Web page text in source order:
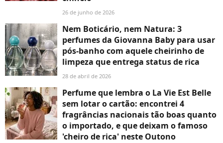
26 de junho de 2026
Nem Boticário, nem Natura: 3
perfumes da Giovanna Baby para usar
pós-banho com aquele cheirinho de
limpeza que entrega status de rica
28 de abril de 2026
Perfume que lembra o La Vie Est Belle
sem lotar o cartão: encontrei 4
fragrâncias nacionais tão boas quanto
o importado, e que deixam o famoso
'cheiro de rica' neste Outono